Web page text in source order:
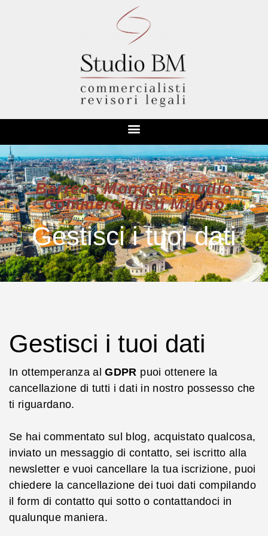
Barreca Mongelli Studio
Commercialisti Milano
Gestisci i tuoi dati
Gestisci i tuoi dati
In ottemperanza alGDPR puoi ottenere la
cancellazione di tutti i dati in nostro possesso che
ti riguardano.
Se hai commentato sul blog, acquistato qualcosa,
inviato un messaggio di contatto, sei iscritto alla
newsletter e vuoi cancellare la tua iscrizione, puoi
chiedere la cancellazione dei tuoi dati compilando
il form di contatto qui sotto o contattandoci in
qualunque maniera.